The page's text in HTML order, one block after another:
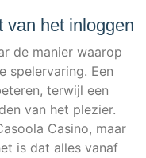
van het inloggen
de manier waar­op
spe­l­er­va­ring. Een
ter­wi­jl een
van het ple­zier.
Casi­no, maar
is dat alles van­af